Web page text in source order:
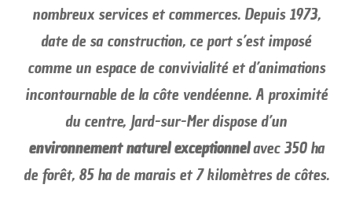
nombreux services et commerces. Depuis 1973,
date de sa construction, ce port s’est imposé
comme un espace de convivialité et d’animations
incontournable de la côte vendéenne. A proximité
du centre, Jard-sur-Mer dispose d’un
environnement naturel exceptionnelavec 350 ha
de forêt, 85 ha de marais et 7 kilomètres de côtes.